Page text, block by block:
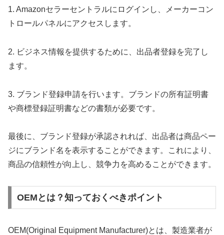
1. Amazonセラーセントラルにログインし、メーカーコン
トロールパネルにアクセスします。
2. ビジネス情報を提供するために、出品者登録を完了し
ます。
3. ブランド登録申請を行います。ブランドの所有証明書
や商標登録証明書などの書類が必要です。
最後に、ブランド登録が承認されれば、出品者は商品ペー
ジにブランド名を表示することができます。これにより、
商品の信頼性が向上し、競争力を高めることができます。
OEMとは？知っておくべきポイント
OEM(Original Equipment Manufacturer)とは、製造業者が